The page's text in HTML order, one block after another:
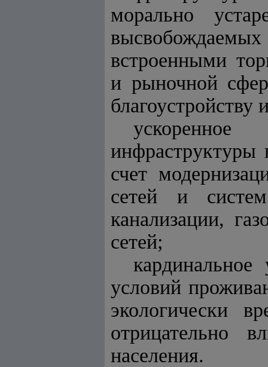
морально
встроенными
и рыночной
благоустройству
инфраструктуры
счет
сетей и
канализации,
сетей;
условий
экологически
отрицательно
населения.